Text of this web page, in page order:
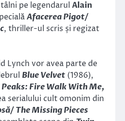
pe legendarul Alain
Afacerea Pigot/
, thriller-ul scris și regizat
Lynch vor avea parte de
Blue Velvet (1986),
Peaks: Fire Walk With Me,
serialului cult omonim din
The Missing Pieces